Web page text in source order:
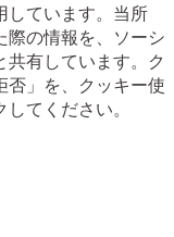
しています。当所
際の情報を、ソーシ
共有しています。ク
否」を、クッキー使
てください。